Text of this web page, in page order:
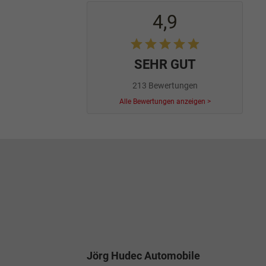
4,9
SEHR GUT
213 Bewertungen
Alle Bewertungen anzeigen >
Jörg Hudec Automobile